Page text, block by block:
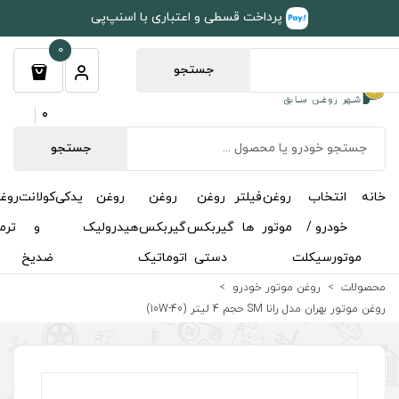
و اعتباری با اسنپ‌پی
جستجو
روغن
دستی
روغن
گیربکس
اتوماتیک
روغن
هیدرولیک
یدکی کولانت
و
ضدیخ
روغن
ترمز
مکمل
و
اکتان
خوشبوکنندهدربارهتماس
با ما